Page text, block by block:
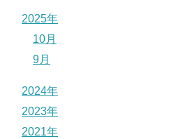
2025年
10月
9月
2024年
2023年
2021年